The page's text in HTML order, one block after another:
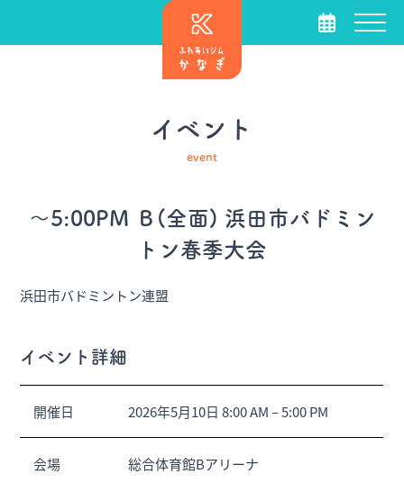
イベント
event
～5:00PM Ｂ(全面) 浜田市バドミン
トン春季大会
浜田市バドミントン連盟
イベント詳細
開催日 2026年5月10日 8:00 AM–5:00 PM
会場 総合体育館Bアリーナ